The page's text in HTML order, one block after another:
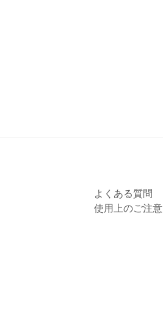
よくある質問
使用上のご注意